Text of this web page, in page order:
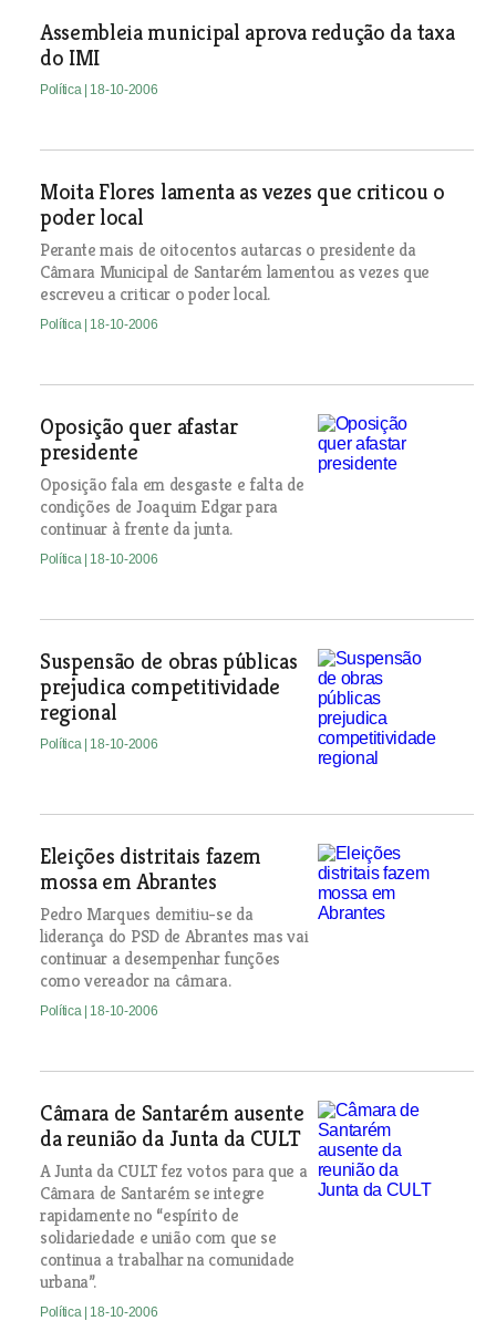
Assembleia municipal aprova redução da taxa
do IMI
Política | 18-10-2006
Moita Flores lamenta as vezes que criticou o
poder local
Perante mais de oitocentos autarcas o presidente da
Câmara Municipal de Santarém lamentou as vezes que
escreveu a criticar o poder local.
Política | 18-10-2006
Oposição quer afastar
presidente
Oposição fala em desgaste e falta de
condições de Joaquim Edgar para
continuar à frente da junta.
Política | 18-10-2006
Suspensão de obras públicas
prejudica competitividade
regional
Política | 18-10-2006
Eleições distritais fazem
mossa em Abrantes
Pedro Marques demitiu-se da
liderança do PSD de Abrantes mas vai
continuar a desempenhar funções
como vereador na câmara.
Política | 18-10-2006
Câmara de Santarém ausente
da reunião da Junta da CULT
A Junta da CULT fez votos para que a
Câmara de Santarém se integre
rapidamente no “espírito de
solidariedade e união com que se
continua a trabalhar na comunidade
urbana”.
Política | 18-10-2006